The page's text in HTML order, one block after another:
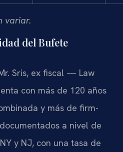
variar.
del Bufete
Sris, ex fiscal — Law
con más de 120 años
y más de firm-
a nivel de
y NJ, con una tasa de